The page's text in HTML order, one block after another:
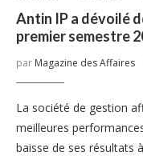
Antin IP a dévoilé
premier semestre
par Magazine des Affaires
La société de gestion
meilleures
baisse de ses résultats